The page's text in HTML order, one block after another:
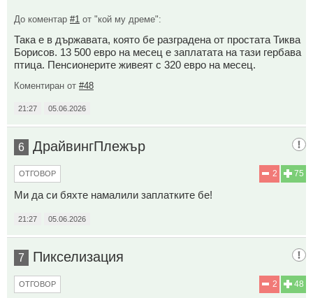
До коментар #1 от "кой му дреме":
Така е в държавата, която бе разградена от простата Тиква
Борисов. 13 500 евро на месец е заплатата на тази гербава
птица. Пенсионерите живеят с 320 евро на месец.
Коментиран от #48
21:27 05.06.2026
6 ДрайвингПлежър
75
2
ОТГОВОР
Ми да си бяхте намалили заплатките бе!
21:27 05.06.2026
7 Пикселизация
48
2
ОТГОВОР